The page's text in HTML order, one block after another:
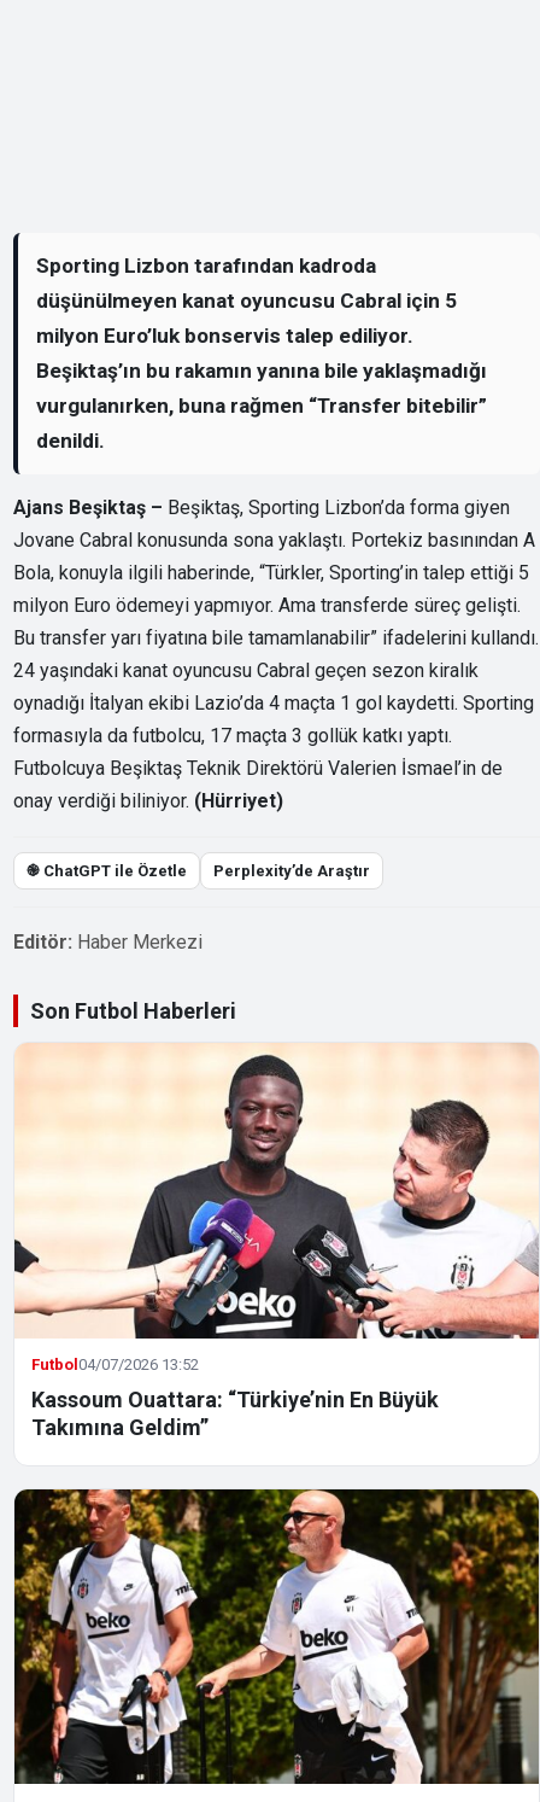
Sporting Lizbon tarafından kadroda
düşünülmeyen kanat oyuncusu Cabral için 5
milyon Euro’luk bonservis talep ediliyor.
Beşiktaş’ın bu rakamın yanına bile yaklaşmadığı
vurgulanırken, buna rağmen “Transfer bitebilir”
denildi.
Ajans Beşiktaş – Beşiktaş, Sporting Lizbon’da forma giyen
Jovane Cabral konusunda sona yaklaştı. Portekiz basınından A
Bola, konuyla ilgili haberinde, “Türkler, Sporting’in talep ettiği 5
milyon Euro ödemeyi yapmıyor. Ama transferde süreç gelişti.
Bu transfer yarı fiyatına bile tamamlanabilir” ifadelerini kullandı.
24 yaşındaki kanat oyuncusu Cabral geçen sezon kiralık
oynadığı İtalyan ekibi Lazio’da 4 maçta 1 gol kaydetti. Sporting
formasıyla da futbolcu, 17 maçta 3 gollük katkı yaptı.
Futbolcuya Beşiktaş Teknik Direktörü Valerien İsmael’in de
onay verdiği biliniyor. (Hürriyet)
֎ ChatGPT ile Özetle Perplexity’de Araştır
Editör: Haber Merkezi
Son Futbol Haberleri
Futbol04/07/2026 13:52
Kassoum Ouattara: “Türkiye’nin En Büyük
Takımına Geldim”